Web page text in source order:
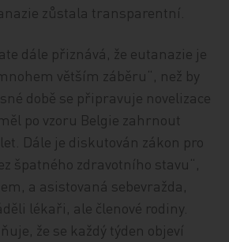
zůstala transparentní.
dále přiznává, že eutanazie je
větším záběru“, než by
době se připravuje novelizace
po vzoru Belgie zahrnout
Dále je diskutován zákon pro
špatného zdravotního stavu“,
a asistovaná sebevražda,
lékaři, ale členové rodiny.
že se každý týden objeví